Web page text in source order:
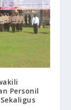
Personil